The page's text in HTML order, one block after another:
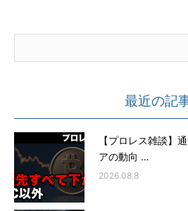
最近の記
【プロレス雑談】
アの動向 …
2026.08.8